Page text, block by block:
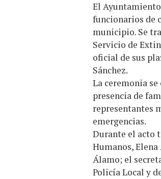
El
funcionarios de
municipio. Se
Servicio de
oficial de sus
Sánchez.
La ceremonia
presencia de
representantes
emergencias.
Durante el acto
Humanos, Elena
Álamo; el
Policía Local y